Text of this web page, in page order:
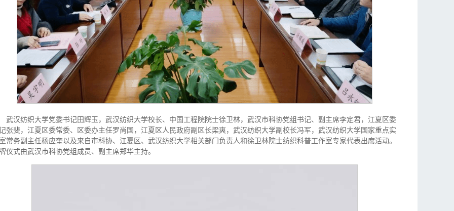
武汉纺织大学党委书记田辉玉，武汉纺织大学校长、中国工程院院士徐卫林，武汉市科协党组书记、副主席李定君，江夏区委
张斐，江夏区委常委、区委办主任罗尚国，江夏区人民政府副区长梁爽，武汉纺织大学副校长冯军，武汉纺织大学国家重点实
常务副主任杨应奎以及来自市科协、江夏区、武汉纺织大学相关部门负责人和徐卫林院士纺织科普工作室专家代表出席活动。
仪式由武汉市科协党组成员、副主席郑华主持。